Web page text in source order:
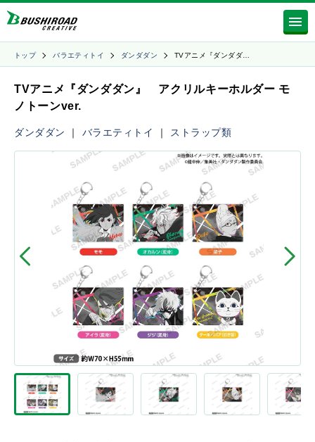
トップ バラエティトイ ダンダダン TVアニメ『ダンダダ…
TVアニメ『ダンダダン』 アクリルキーホルダー モ
ノトーンver.
ダンダダン ｜ バラエティトイ ｜ ストラップ類